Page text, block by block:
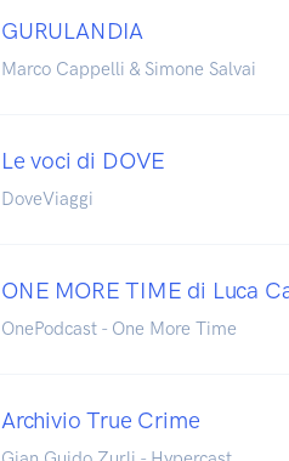
GURULANDIA
Marco Cappelli & Simone Salvai
Le voci di DOVE
DoveViaggi
ONE MORE TIME di Luca
OnePodcast - One More Time
Archivio True Crime